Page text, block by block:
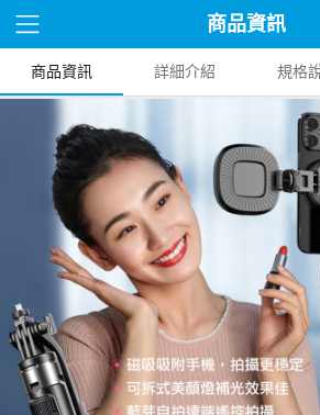
商品資訊
商品資訊 詳細介紹 規格